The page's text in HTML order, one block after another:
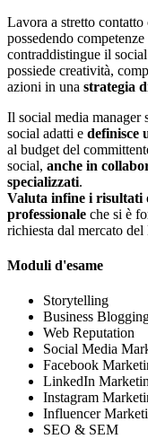
Lavora a stretto
possedendo
contraddistingue il
possiede creatività,
azioni in una strategia
Il social media manager
social adatti e definisce
al budget del
social, anche in
specializzati.
Valuta infine i risultati
professionale che si è
richiesta dal mercato del
Moduli d'esame
Storytelling
Business
Web Reputation
Social Media
Facebook
LinkedIn
Instagram
Influencer
SEO & SEM